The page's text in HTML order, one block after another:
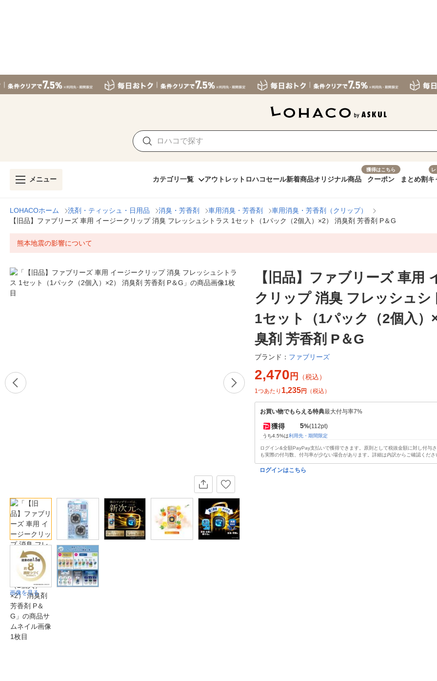
メニュー カテゴリ一覧 アウトレット ロハコセール新着商品オリジナル商品
獲得はこちら
クーポン まとめ割キ
LOHACOホーム 洗剤・ティッシュ・日用品 消臭・芳香剤 車用消臭・芳香剤
車用消臭・芳香剤（クリップ）
【旧品】ファブリーズ 車用 イージークリップ 消臭 フレッシュシトラス 1セット（1パック（2個入）×2） 消臭剤 芳香剤 P＆G
熊本地震の影響について
画像を見る
【旧品】ファブリーズ 車用
クリップ 消臭 フレッシュシ
1セット（1パック（2個入）
臭剤 芳香剤 P＆G
ブランド： ファブリーズ
2,470 円 （税込）
1つあたり 1,235円 （税込）
お買い物でもらえる特典最大付与率7%
獲得 5%(112pt)
うち4.5%は利用先・期間限定
ログイン&全額PayPay支払いで獲得できます。原則として税抜金額に対し付与
も実際の付与数、付与率が少ない場合があります。詳細は内訳からご確認くださ
ログインはこちら